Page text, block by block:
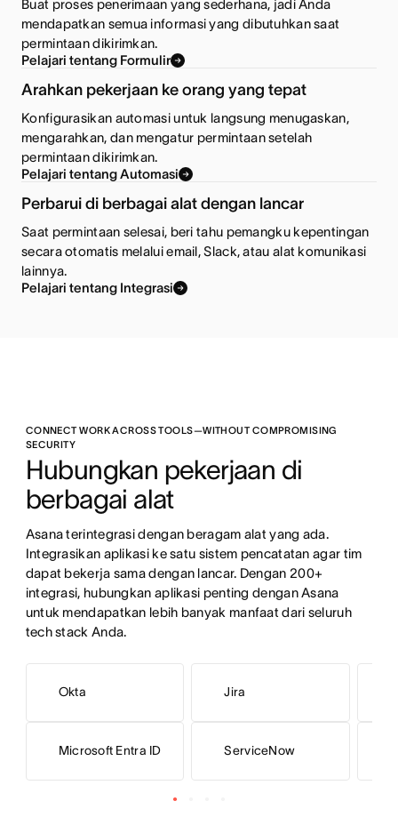
Buat proses penerimaan yang sederhana, jadi Anda
mendapatkan semua informasi yang dibutuhkan saat
permintaan dikirimkan.
Pelajari tentang Formulir
Arahkan pekerjaan ke orang yang tepat
Konfigurasikan automasi untuk langsung menugaskan,
mengarahkan, dan mengatur permintaan setelah
permintaan dikirimkan.
Pelajari tentang Automasi
Perbarui di berbagai alat dengan lancar
Saat permintaan selesai, beri tahu pemangku kepentingan
secara otomatis melalui email, Slack, atau alat komunikasi
lainnya.
Pelajari tentang Integrasi
CONNECT WORK ACROSS TOOLS—WITHOUT COMPROMISING
SECURITY
Hubungkan pekerjaan di
berbagai alat
Asana terintegrasi dengan beragam alat yang ada.
Integrasikan aplikasi ke satu sistem pencatatan agar tim
dapat bekerja sama dengan lancar. Dengan 200+
integrasi, hubungkan aplikasi penting dengan Asana
untuk mendapatkan lebih banyak manfaat dari seluruh
tech stack Anda.
Okta
Microsoft Entra ID
Jira
ServiceNow